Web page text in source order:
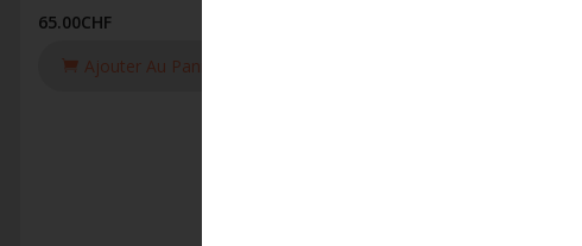
65.00CHF
Ajouter Au Panier